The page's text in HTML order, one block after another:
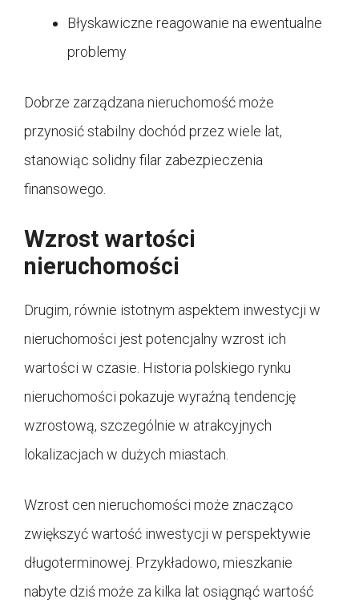
Błyskawiczne reagowanie na ewentualne
problemy
Dobrze zarządzana nieruchomość może
przynosić stabilny dochód przez wiele lat,
stanowiąc solidny filar zabezpieczenia
finansowego.
Wzrost wartości
nieruchomości
Drugim, równie istotnym aspektem inwestycji w
nieruchomości jest potencjalny wzrost ich
wartości w czasie. Historia polskiego rynku
nieruchomości pokazuje wyraźną tendencję
wzrostową, szczególnie w atrakcyjnych
lokalizacjach w dużych miastach.
Wzrost cen nieruchomości może znacząco
zwiększyć wartość inwestycji w perspektywie
długoterminowej. Przykładowo, mieszkanie
nabyte dziś może za kilka lat osiągnąć wartość